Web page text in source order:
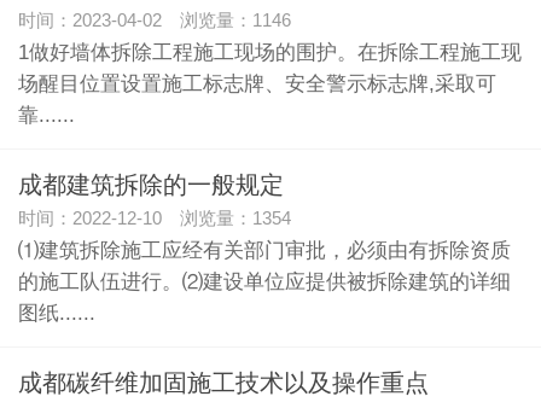
时间：2023-04-02 浏览量：1146
1做好墙体拆除工程施工现场的围护。在拆除工程施工现
场醒目位置设置施工标志牌、安全警示标志牌,采取可
靠......
成都建筑拆除的一般规定
时间：2022-12-10 浏览量：1354
⑴建筑拆除施工应经有关部门审批，必须由有拆除资质
的施工队伍进行。⑵建设单位应提供被拆除建筑的详细
图纸......
成都碳纤维加固施工技术以及操作重点